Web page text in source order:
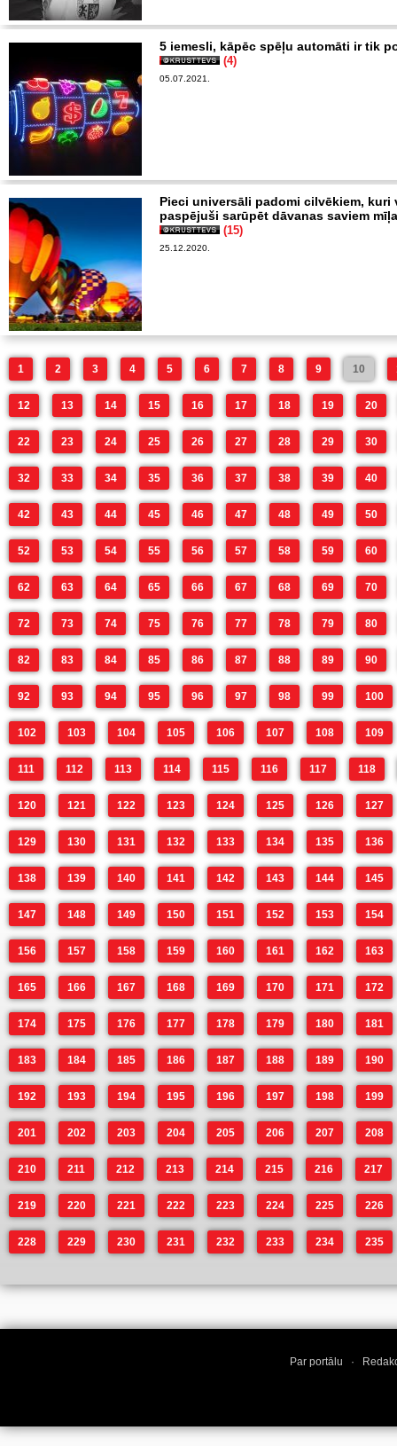
5 iemesli, kāpēc spēļu automāti ir tik
(4)
05.07.2021.
Pieci universāli padomi cilvēkiem, kuri
paspējuši sarūpēt dāvanas saviem
(15)
25.12.2020.
1 2 3 4 5 6 7 8 9 10
12 13 14 15 16 17 18 19 20
22 23 24 25 26 27 28 29 30
32 33 34 35 36 37 38 39 40
42 43 44 45 46 47 48 49 50
52 53 54 55 56 57 58 59 60
62 63 64 65 66 67 68 69 70
72 73 74 75 76 77 78 79 80
82 83 84 85 86 87 88 89 90
92 93 94 95 96 97 98 99 100
102 103 104 105 106 107 108 109
111 112 113 114 115 116 117 118
120 121 122 123 124 125 126 127
129 130 131 132 133 134 135 136
138 139 140 141 142 143 144 145
147 148 149 150 151 152 153 154
156 157 158 159 160 161 162 163
165 166 167 168 169 170 171 172
174 175 176 177 178 179 180 181
183 184 185 186 187 188 189 190
192 193 194 195 196 197 198 199
201 202 203 204 205 206 207 208
210 211 212 213 214 215 216 217
219 220 221 222 223 224 225 226
228 229 230 231 232 233 234 235
Par portālu ·